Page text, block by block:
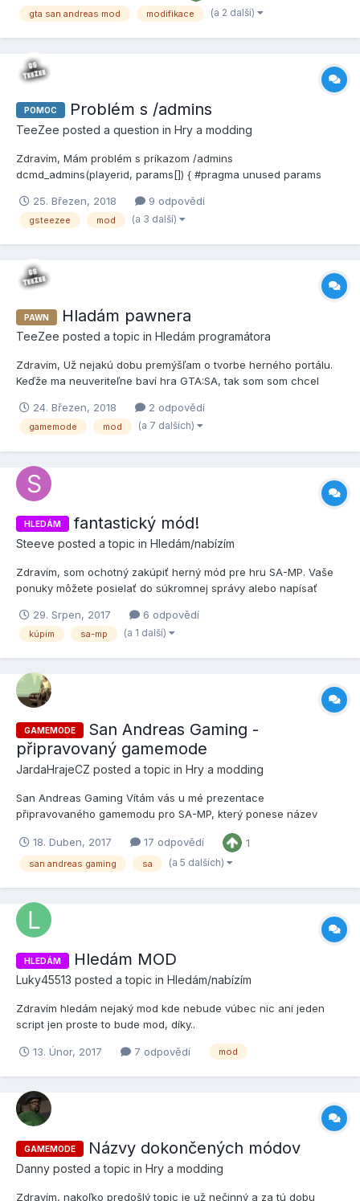
gta san andreas mod modifikace (a 2 další)
POMOC Problém s /admins
TeeZee posted a question in Hry a modding
Zdravím, Mám problém s príkazom /admins
dcmd_admins(playerid, params[]) { #pragma unused params
ShowPlayerDialog(playerid,d_admins1,DIALOG_STYLE_MSGBOX,"
Online A-Team","Momentálne nie je prítomný žiaden člen A-
25. Březen, 2018 9 odpovědí
gsteezee mod (a 3 další)
PAWN Hladám pawnera
TeeZee posted a topic in Hledám programátora
Zdravím, Už nejakú dobu premýšľam o tvorbe herného portálu.
Keďže ma neuveriteľne baví hra GTA:SA, tak som som chcel
pokročilý pawner ... Hľadám niekoho, kto by robil filterscripty,
ktoré budem potrebovať a potom ich nainštaloval d...
24. Březen, 2018 2 odpovědí
gamemode mod (a 7 dalších)
HLEDÁM fantastický mód!
Steeve posted a topic in Hledám/nabízím
Zdravím, som ochotný zakúpiť herný mód pre hru SA-MP. Vaše
ponuky môžete posielať do súkromnej správy alebo napísať
pošlete(IP), vyskúšam, rozhodnem sa. Ďakujem.
29. Srpen, 2017 6 odpovědí
kúpim sa-mp (a 1 další)
GAMEMODE
San Andreas Gaming -
připravovaný gamemode
JardaHrajeCZ posted a topic in Hry a modding
San Andreas Gaming Vítám vás u mé prezentace
připravovaného gamemodu pro SA-MP, který ponese název
už určitě znáte. Žádné nic, co by tu nebylo, ale jelikož nejsem
,,pan zkušený", tak budu rád i za gamemode ve verzi alpha.
18. Duben, 2017 17 odpovědí 1
san andreas gaming sa (a 5 dalších)
HLEDÁM Hledám MOD
Luky45513 posted a topic in Hledám/nabízím
Zdravím hledám nejaký mod kde nebude vúbec nic ani jeden
script jen proste to bude mod, díky..
13. Únor, 2017 7 odpovědí mod
GAMEMODE Názvy dokončených módov
Danny posted a topic in Hry a modding
Zdravím, nakoľko predošlý topic je už nečinný a za tú dobu